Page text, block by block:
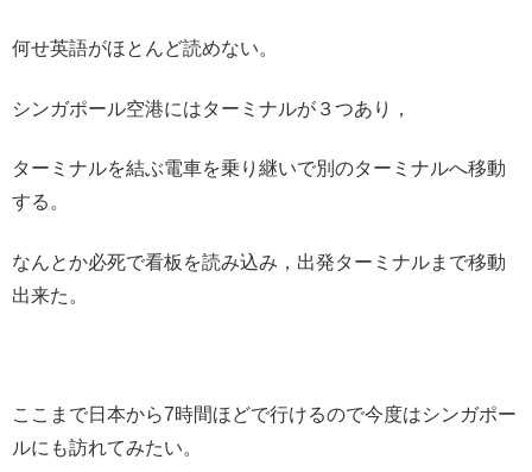
何せ英語がほとんど読めない。
シンガポール空港にはターミナルが３つあり，
ターミナルを結ぶ電車を乗り継いで別のターミナルへ移動
する。
なんとか必死で看板を読み込み，出発ターミナルまで移動
出来た。
ここまで日本から7時間ほどで行けるので今度はシンガポー
ルにも訪れてみたい。